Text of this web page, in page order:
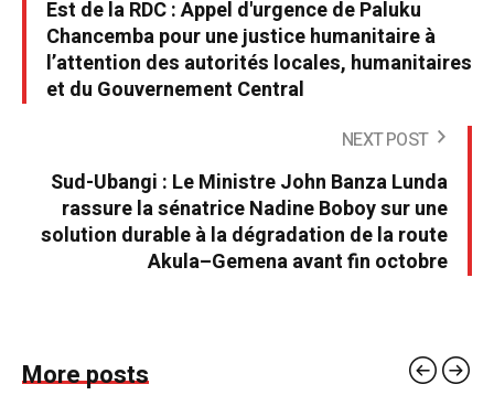
Est de la RDC : Appel d'urgence de Paluku
Chancemba pour une justice humanitaire à
l’attention des autorités locales, humanitaires
et du Gouvernement Central
NEXT POST
Sud-Ubangi : Le Ministre John Banza Lunda
rassure la sénatrice Nadine Boboy sur une
solution durable à la dégradation de la route
Akula–Gemena avant fin octobre
More posts